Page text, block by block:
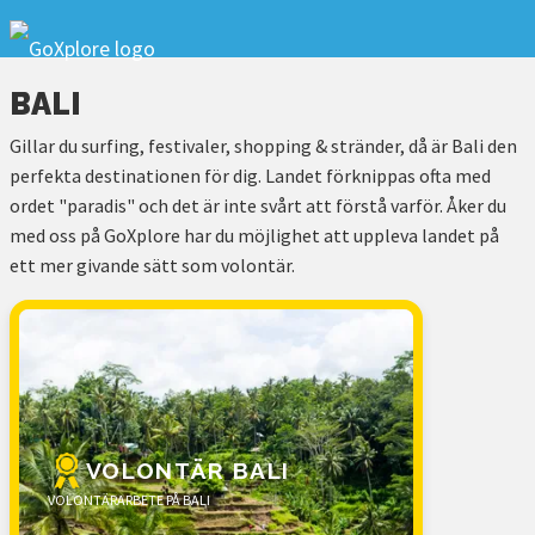
BALI
Gillar du surfing, festivaler, shopping & stränder, då är Bali den
perfekta destinationen för dig. Landet förknippas ofta med
ordet "paradis" och det är inte svårt att förstå varför. Åker du
med oss på GoXplore har du möjlighet att uppleva landet på
ett mer givande sätt som volontär.
VOLONTÄR BALI
VOLONTÄRARBETE PÅ BALI